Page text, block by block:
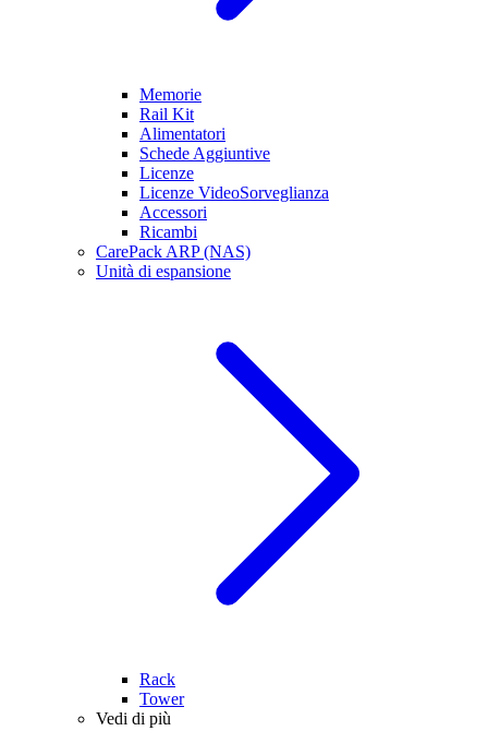
Memorie
Rail Kit
Alimentatori
Schede Aggiuntive
Licenze
Licenze VideoSorveglianza
Accessori
Ricambi
CarePack ARP (NAS)
Unità di espansione
Rack
Tower
Vedi di più